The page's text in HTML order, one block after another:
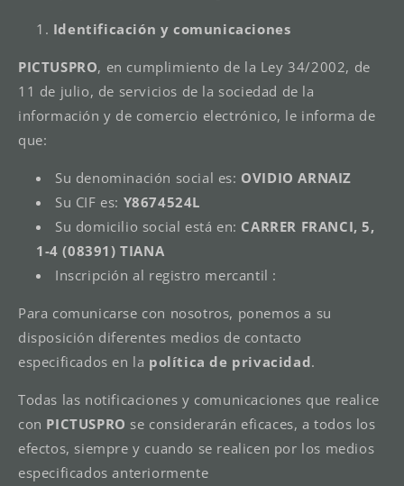
Identificación y comunicaciones
PICTUSPRO, en cumplimiento de la Ley 34/2002, de
11 de julio, de servicios de la sociedad de la
información y de comercio electrónico, le informa de
que:
Su denominación social es: OVIDIO ARNAIZ
Su CIF es: Y8674524L
Su domicilio social está en: CARRER FRANCI, 5,
1-4 (08391) TIANA
Inscripción al registro mercantil :
Para comunicarse con nosotros, ponemos a su
disposición diferentes medios de contacto
especificados en la política de privacidad.
Todas las notificaciones y comunicaciones que realice
con PICTUSPRO se considerarán eficaces, a todos los
efectos, siempre y cuando se realicen por los medios
especificados anteriormente